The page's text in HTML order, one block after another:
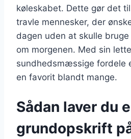
køleskabet. Dette gør det
travle mennesker, der
dagen uden at skulle
om morgenen. Med sin
sundhedsmæssige fordele
en favorit blandt mange.
Sådan laver du
grundopskrift